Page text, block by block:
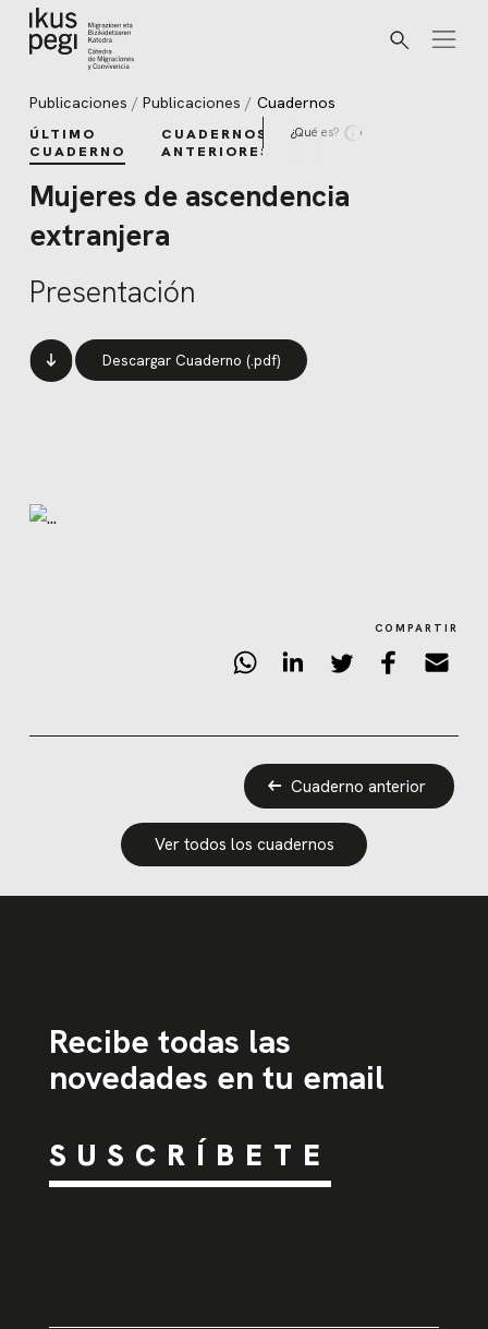
Ir directamente al contenido
Buscar
Publicaciones Publicaciones Cuadernos
ÚLTIMO
CUADERNO
CUADERNOS
ANTERIORES
¿Qué es?
Mujeres de ascendencia
extranjera
Presentación
Descargar Cuaderno (.pdf)
COMPARTIR
Cuaderno anterior
Ver todos los cuadernos
Recibe todas las
novedades en tu email
SUSCRÍBETE